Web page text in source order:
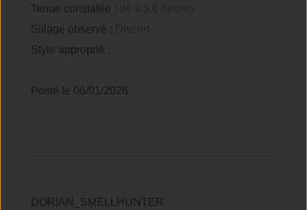
Tenue constatée : de 3 à 6 heures
Sillage observé : Discret
Style approprié :
Posté le 06/01/2026
DORIAN_SMELLHUNTER